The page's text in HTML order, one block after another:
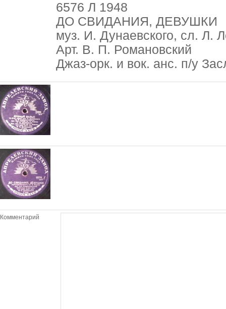
6576 Л 1948
ДО СВИДАНИЯ, ДЕВУШКИ
муз. И. Дунаевского, сл. Л.
Арт. В. П. Романовский
Джаз-орк. и вок. анс. п/у
Комментарий